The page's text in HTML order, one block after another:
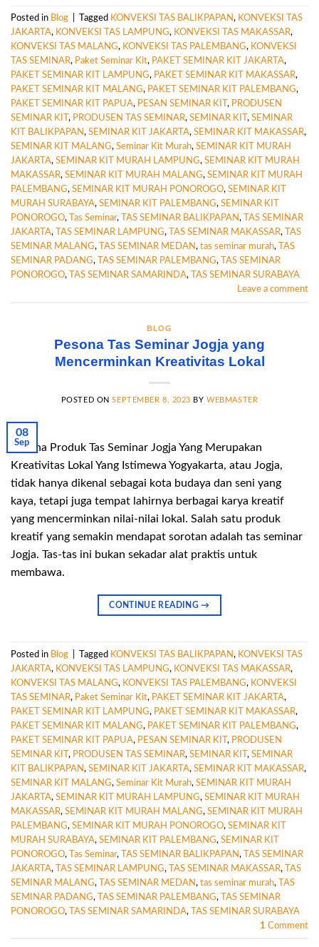
Posted in Blog Tagged KONVEKSI TAS BALIKPAPAN, KONVEKSI TAS
JAKARTA, KONVEKSI TAS LAMPUNG, KONVEKSI TAS MAKASSAR,
KONVEKSI TAS MALANG, KONVEKSI TAS PALEMBANG, KONVEKSI
TAS SEMINAR, Paket Seminar Kit, PAKET SEMINAR KIT JAKARTA,
PAKET SEMINAR KIT LAMPUNG, PAKET SEMINAR KIT MAKASSAR,
PAKET SEMINAR KIT MALANG, PAKET SEMINAR KIT PALEMBANG,
PAKET SEMINAR KIT PAPUA, PESAN SEMINAR KIT , PRODUSEN
SEMINAR KIT , PRODUSEN TAS SEMINAR, SEMINAR KIT , SEMINAR
KIT BALIKPAPAN, SEMINAR KIT JAKARTA, SEMINAR KIT MAKASSAR,
SEMINAR KIT MALANG, Seminar Kit Murah, SEMINAR KIT MURAH
JAKARTA, SEMINAR KIT MURAH LAMPUNG, SEMINAR KIT MURAH
MAKASSAR, SEMINAR KIT MURAH MALANG, SEMINAR KIT MURAH
PALEMBANG, SEMINAR KIT MURAH PONOROGO, SEMINAR KIT
MURAH SURABAYA, SEMINAR KIT PALEMBANG, SEMINAR KIT
PONOROGO, Tas Seminar, TAS SEMINAR BALIKPAPAN,
TAS SEMINAR
JAKARTA, TAS SEMINAR LAMPUNG, TAS SEMINAR MAKASSAR,
TAS
SEMINAR MALANG, TAS SEMINAR MEDAN, tas seminar murah,
TAS
SEMINAR PADANG, TAS SEMINAR PALEMBANG,
TAS SEMINAR
PONOROGO, TAS SEMINAR SAMARINDA,
TAS SEMINAR SURABAYA
Leave a comment
BLOG
Pesona Tas Seminar Jogja yang
Mencerminkan Kreativitas Lokal
POSTED ONSEPTEMBER 8, 2023 BYWEBMASTER
08
Sep
Pesona Produk Tas Seminar Jogja Yang Merupakan
Kreativitas Lokal Yang Istimewa Yogyakarta, atau Jogja,
tidak hanya dikenal sebagai kota budaya dan seni yang
kaya, tetapi juga tempat lahirnya berbagai karya kreatif
yang mencerminkan nilai-nilai lokal. Salah satu produk
kreatif yang semakin mendapat sorotan adalah tas seminar
Jogja. Tas-tas ini bukan sekadar alat praktis untuk
membawa.
CONTINUE READING→
Posted in Blog Tagged KONVEKSI TAS BALIKPAPAN, KONVEKSI TAS
JAKARTA, KONVEKSI TAS LAMPUNG, KONVEKSI TAS MAKASSAR,
KONVEKSI TAS MALANG, KONVEKSI TAS PALEMBANG, KONVEKSI
TAS SEMINAR, Paket Seminar Kit, PAKET SEMINAR KIT JAKARTA,
PAKET SEMINAR KIT LAMPUNG, PAKET SEMINAR KIT MAKASSAR,
PAKET SEMINAR KIT MALANG, PAKET SEMINAR KIT PALEMBANG,
PAKET SEMINAR KIT PAPUA, PESAN SEMINAR KIT , PRODUSEN
SEMINAR KIT , PRODUSEN TAS SEMINAR, SEMINAR KIT , SEMINAR
KIT BALIKPAPAN, SEMINAR KIT JAKARTA, SEMINAR KIT MAKASSAR,
SEMINAR KIT MALANG, Seminar Kit Murah, SEMINAR KIT MURAH
JAKARTA, SEMINAR KIT MURAH LAMPUNG, SEMINAR KIT MURAH
MAKASSAR, SEMINAR KIT MURAH MALANG, SEMINAR KIT MURAH
PALEMBANG, SEMINAR KIT MURAH PONOROGO, SEMINAR KIT
MURAH SURABAYA, SEMINAR KIT PALEMBANG, SEMINAR KIT
PONOROGO, Tas Seminar, TAS SEMINAR BALIKPAPAN,
TAS SEMINAR
JAKARTA, TAS SEMINAR LAMPUNG, TAS SEMINAR MAKASSAR,
TAS
SEMINAR MALANG, TAS SEMINAR MEDAN, tas seminar murah,
TAS
SEMINAR PADANG, TAS SEMINAR PALEMBANG,
TAS SEMINAR
PONOROGO, TAS SEMINAR SAMARINDA,
TAS SEMINAR SURABAYA
1 Comment